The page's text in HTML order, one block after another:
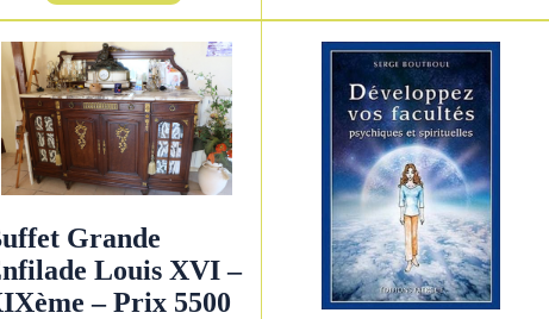
Grande
Louis XVI –
– Prix 5500